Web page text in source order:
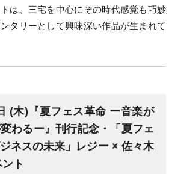
は、三宅を中心にその時代感覚も巧妙
タリーとして興味深い作品が生まれて
(木)『夏フェス革命 ー音楽が
わるー』刊行記念・「夏フェ
ネスの未来」レジー × 佐々木
ト